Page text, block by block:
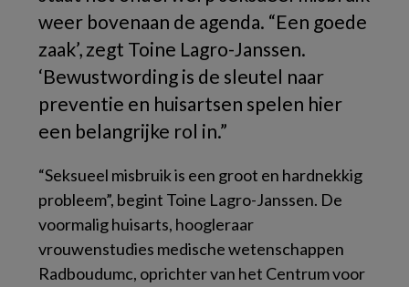
weer bovenaan de agenda. “Een goede
zaak’, zegt Toine Lagro-Janssen.
‘Bewustwording is de sleutel naar
preventie en huisartsen spelen hier
een belangrijke rol in.”
“Seksueel misbruik is een groot en hardnekkig
probleem”, begint Toine Lagro-Janssen. De
voormalig huisarts, hoogleraar
vrouwenstudies medische wetenschappen
Radboudumc, oprichter van het Centrum voor